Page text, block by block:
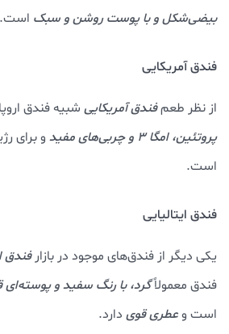
بیضی‌شکل و با پوست روشن و سبک است.
فندق آمریکایی
از نظر طعمفندق آمریکایی شبیه فندق
پروتئین، امگا ۳ و چربی‌های مفید
و برای
است.
فندق ایتالیایی
یکی دیگر از فندق‌های موجود در بازار فندق
فندق معمولاًگرد، با رنگ سفید و پوسته‌ای
است وعطری قوی دارد.